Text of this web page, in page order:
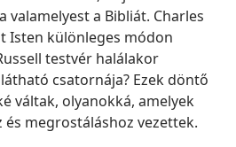
valamelyest a Bibliát. Charles
Isten különleges módon
testvér halálakor
csatornája? Ezek döntő
váltak, olyanokká, amelyek
megrostáláshoz vezettek.